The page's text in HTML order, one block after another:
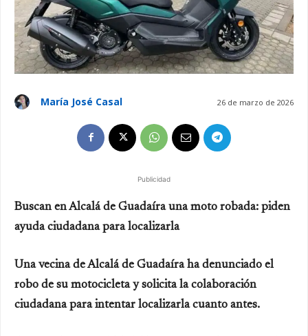
26 de marzo de 2026
María José Casal
Publicidad
Buscan en Alcalá de Guadaíra una moto robada: piden
ayuda ciudadana para localizarla
Una vecina de Alcalá de Guadaíra ha denunciado el
robo de su motocicleta y solicita la colaboración
ciudadana para intentar localizarla cuanto antes.